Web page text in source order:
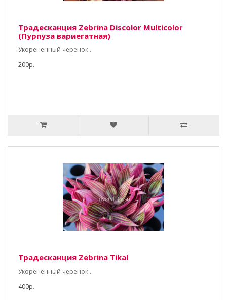
Традесканция Zebrina Discolor Multicolor
(Пурпуза вариегатная)
Укорененный черенок..
200р.
Традесканция Zebrina Tikal
Укорененный черенок..
400р.